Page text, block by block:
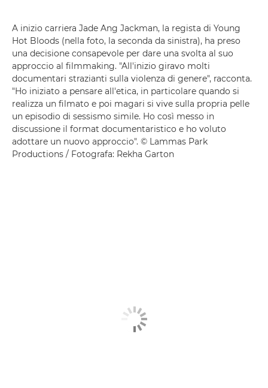
A inizio carriera Jade Ang Jackman, la regista di Young
Hot Bloods (nella foto, la seconda da sinistra), ha preso
una decisione consapevole per dare una svolta al suo
approccio al filmmaking. "All'inizio giravo molti
documentari strazianti sulla violenza di genere", racconta.
"Ho iniziato a pensare all'etica, in particolare quando si
realizza un filmato e poi magari si vive sulla propria pelle
un episodio di sessismo simile. Ho così messo in
discussione il format documentaristico e ho voluto
adottare un nuovo approccio". © Lammas Park
Productions / Fotografa: Rekha Garton